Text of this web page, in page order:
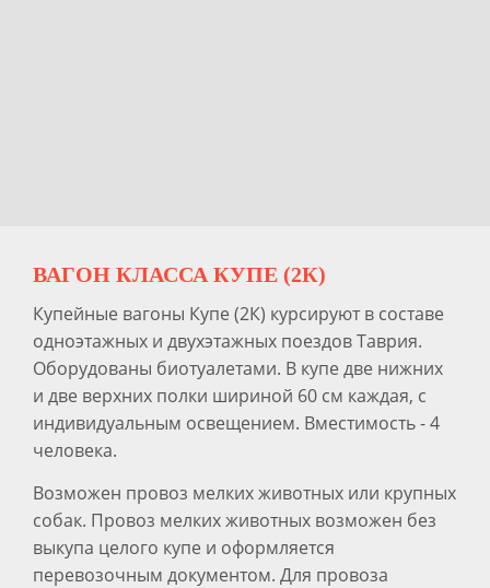
ВАГОН КЛАССА КУПЕ (2К)
Купейные вагоны Купе (2К) курсируют в составе
одноэтажных и двухэтажных поездов Таврия.
Оборудованы биотуалетами. В купе две нижних
и две верхних полки шириной 60 см каждая, с
индивидуальным освещением. Вместимость - 4
человека.
Возможен провоз мелких животных или крупных
собак. Провоз мелких животных возможен без
выкупа целого купе и оформляется
перевозочным документом. Для провоза